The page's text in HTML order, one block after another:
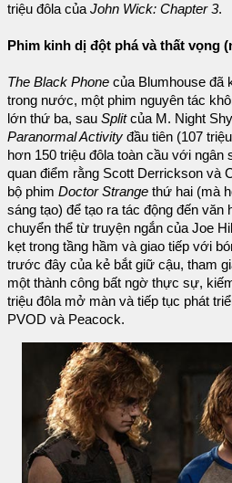
triệu đôla của John Wick: Chapter 3.
Phim kinh dị đột phá và thất vọng
The Black Phone của Blumhouse đã
trong nước, một phim nguyên tác
lớn thứ ba, sau Splitcủa M. Night
Paranormal Activity đầu tiên (107
hơn 150 triệu đôla toàn cầu với ngân
quan điểm rằng Scott Derrickson và
bộ phim Doctor Strange thứ hai (mà
sáng tạo) để tạo ra tác động đến văn
chuyển thể từ truyện ngắn của Joe
kẹt trong tầng hầm và giao tiếp với
trước đây của kẻ bắt giữ cậu, tham
một thành công bất ngờ thực sự,
triệu đôla mở màn và tiếp tục phát
PVOD và Peacock.